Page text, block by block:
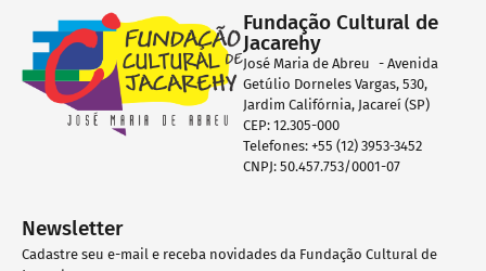
Fundação Cultural de
Jacarehy
José Maria de Abreu - Avenida
Getúlio Dorneles Vargas, 530,
Jardim Califórnia, Jacareí (SP)
CEP: 12.305-000
Telefones: +55 (12) 3953-3452
CNPJ: 50.457.753/0001-07
Newsletter
Cadastre seu e-mail e receba novidades da Fundação Cultural de